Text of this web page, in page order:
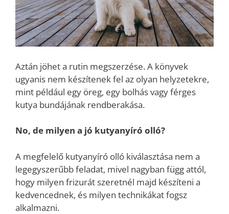
Aztán jöhet a rutin megszerzése. A könyvek
ugyanis nem készítenek fel az olyan helyzetekre,
mint például egy öreg, egy bolhás vagy férges
kutya bundájának rendberakása.
No, de milyen a jó kutyanyíró olló?
A megfelelő kutyanyíró olló kiválasztása nem a
legegyszerűbb feladat, mivel nagyban függ attól,
hogy milyen frizurát szeretnél majd készíteni a
kedvencednek, és milyen technikákat fogsz
alkalmazni.